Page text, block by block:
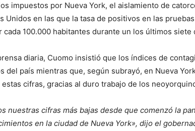
impuestos por Nueva York, el aislamiento de
Unidos en las que la tasa de positivos en las
cada 100.000 habitantes durante un los últimos siete
diaria, Cuomo insistió que los índices de
del país mientras que, según subrayó, en Nueva
cifras, gracias al duro trabajo de los
nuestras cifras más bajas desde que comenzó la
en la ciudad de Nueva York», dijo el